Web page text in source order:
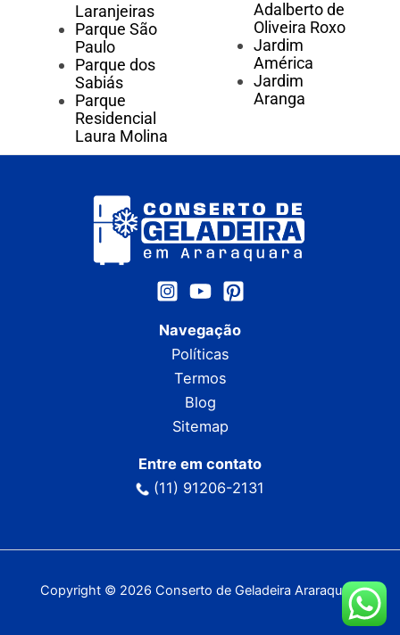
Laranjeiras
Parque São
Paulo
Parque dos
Sabiás
Parque
Residencial
Laura Molina
Adalberto de
Oliveira Roxo
Jardim
América
Jardim
Aranga
Navegação
Políticas
Termos
Blog
Sitemap
Entre em contato
(11) 91206-2131
Copyright © 2026 Conserto de Geladeira Araraquara